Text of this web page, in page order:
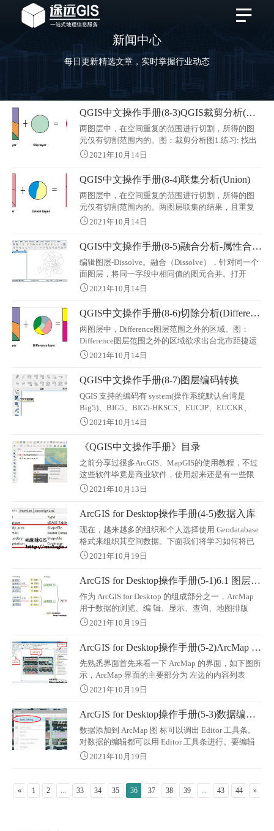
新闻中心
每日更新精选文章，实时掌握行业动态
QGIS中文操作手册(8-3)QGIS裁剪分析(Clip)
两图层中，在空间重复的范围进行切割，所得的图
元仅有切割范围内的。图：裁剪分析图1.练习: 找出
台北市内有哪些捷运站。图：台北市捷运站分布欲
矢量图层]：[捷运站.shp] 。[裁切形状图层]：[台北
市.shp]。[输出 shape檔]：输出位置与文件名蓝色点
为Clip后的捷运站QGIS比较 Intersect 与 Clip layer 结
果
2021年10月14日
QGIS中文操作手册(8-4)联集分析(Union)
两图层中，在空间重复的范围进行切割，所得的图
元仅有切割范围内的。两图层联集的结果，且重复
区域彼此互相切割，并带有各自的属性。图：联集
图：台北县市图层 & buffer1000m步骤如下：[输入矢
量图层] ：[台北县市.shp]。[联集图层 ]：[Buffer zone
1 km.shp]。[输出 shapefile]
2021年10月14日
QGIS中文操作手册(8-5)融合分析-属性合并(Dissolve)
编辑图层-Dissolve。融合（Dissolve），针对同一个
面图层，将同一字段中相同值的图元合并。打开
[village for dissolve.shp]点击「地理空间运算工具」
2021年10月14日
QGIS中文操作手册(8-6)切除分析(Difference)
两图层中，Difference图层范围之外的区域。图：
Difference图层范围之外的区域欲求出台北市距捷运
站1km以外的地区。[输入矢量图层]：[台北市.shp]。
檔]：输出结果图层。QGIS中文手册的全部内容章
节： QGIS简体中文操作手册
2021年10月14日
QGIS中文操作手册(8-7)图层编码转换
QGIS 支持的编码有 system(操作系统默认台湾是
Big5)、BIG5、BIG5-HKSCS、EUCJP、EUCKR、
GB2312、GBK、GB18030、JIS7、HIFT-JIS、
ISO8859-1、ISO8859-2、ISO8859-3、ISO8859-4、
ISO8859-5、ISO8859-6
2021年10月14日
《QGIS中文操作手册》目录
之前分享过很多ArcGIS、MapGIS的使用教程，不过
这些软件毕竟是商业软件，使用起来还是有一些限
制。所以此后会尝试分享一些开源的GIS软件及使用
使用手册。关于QGISQGIS（之前也叫Quantum
GIS）是一个开源的桌面GIS软件，它提供了数据的
显示、编辑和分析功能。 QGIS以C++写成，它的GUI
使用了Qt库。
2021年10月13日
ArcGIS for Desktop操作手册(4-5)数据入库
现在，越来越多的组织和个人选择使用 Geodatabase
格式来组织其空间数据。下面我们将学习如何将已
有的数据导入 Geodatabase 空间数据空中。 示例数
的内容是某保护区的地形及植被信息，还有该保护
区的范围以及研究区域范围。我们的练习目的是要
在该文件夹中创建一个 Geodatabase
2021年10月19日
ArcGIS for Desktop操作手册(5-1)6.1 图层、数据框与地图
作为 ArcGIS for Desktop 的组成部分之一，ArcMap
用于数据的浏览、编 辑、显示、查询、地图排版
等，和 ArcCatalog 一起构成了完整的数据处理与管
的使用，本章中将介绍 ArcMap 的使用。本章的例子
依然使用第 4 章里的小区平面图示例，但是将从原
理的角度做更加细致的说明。
2021年10月19日
ArcGIS for Desktop操作手册(5-2)ArcMap 界面与数据添加
先熟悉界面首先来看一下 ArcMap 的界面，如下图所
示，ArcMap 界面的主要部分为 左边的内容列表
（Table Of Conten）中间的显示区以及右边的目录窗
矢量要素类或者一个栅格数据加载到 ArcMap 里后，
就成为内容列表中的一个图层。图层是对数据的引
用，图层记录 的是数据存放的路径以及数据的显示
特性。
2021年10月19日
ArcGIS for Desktop操作手册(5-3)数据编辑概述
数据添加到 ArcMap 图 标可以调出 Editor 工具条。
对数据的编辑都可以用 Editor 工具条进行。要编辑
数据，必须开始一个编辑会话，即开启编辑状态，
况造成所做编辑丢失。当完成编辑后，可停止编辑
状态。空间数据既有空间几何信息（即要素的外
2021年10月19日
« 1 2 ... 33 34 35 36 37 38 39 ... 43 44 »